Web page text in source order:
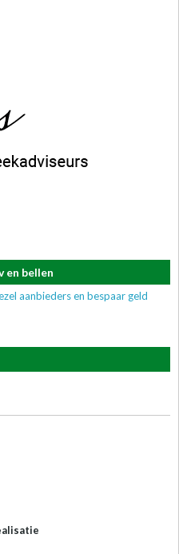
bellen
aanbieders en bespaar geld